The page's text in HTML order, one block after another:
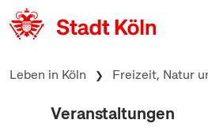
zum Inhalt springen
Leben in Köln Freizeit, Natur
Veranstaltungen